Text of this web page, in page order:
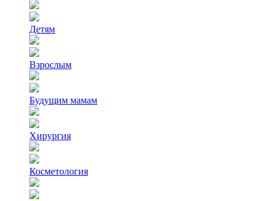
Детям
Взрослым
Будущим мамам
Хирургия
Косметология